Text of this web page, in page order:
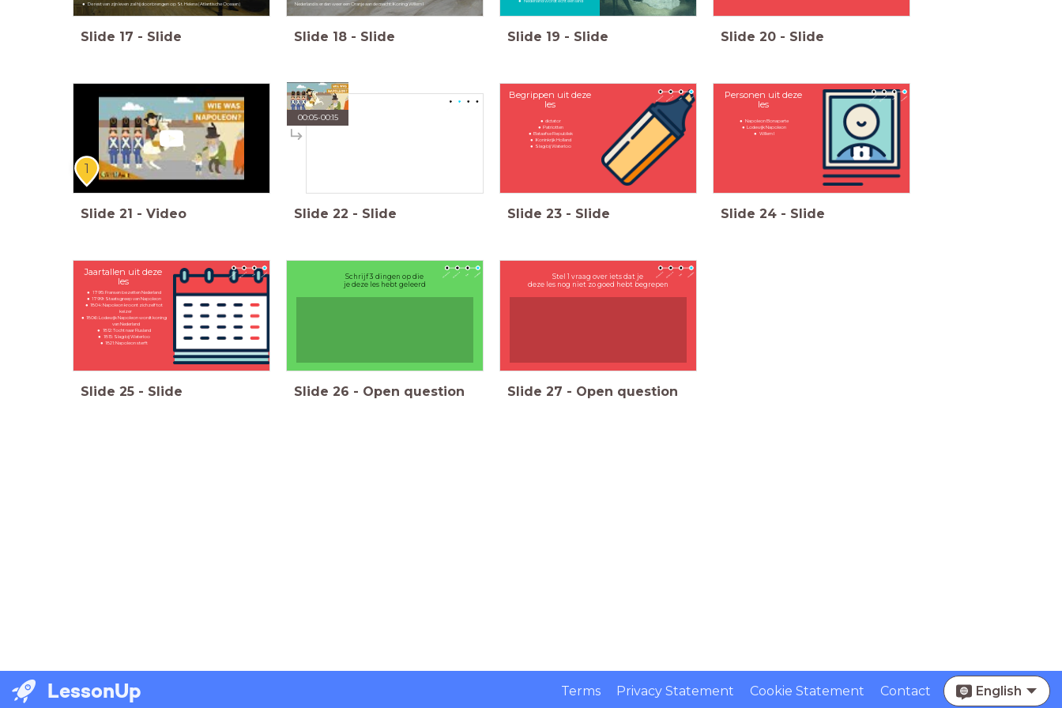
De rest van zijn leven zal hij doorbrengen op St. Helena (Atlantische Oceaan)
Slide 17 - Slide
Nederland is er dan weer een Oranje aan de macht: Koning Willem I
Slide 18 - Slide Slide 19 - Slide Slide 20 - Slide
1
Slide 21 - Video
00:05-00:15
Slide 22 - Slide
Begrippen uit deze
les
dictator
Patriotten
Bataafse Republiek
Koninkrijk Holland
Slag bij Waterloo
Slide 23 - Slide
Personen uit deze
les
Napoleon Bonaparte
Lodewijk Napoleon
Willem I
Slide 24 - Slide
Jaartallen uit deze
les
1795: Fransen bezetten Nederland
1799: Staatsgreep van Napoleon
1804: Napoleon kroont zichzelf tot
keizer
1806: Lodewijk Napoleon wordt koning
van Nederland
1812: Tocht naar Rusland
1815: Slag bij Waterloo
1821: Napoleon sterft
Slide 25 - Slide
Schrijf 3 dingen op die
je deze les hebt geleerd
Slide 26 - Open question
Stel 1 vraag over iets dat je
deze les nog niet zo goed hebt begrepen
Slide 27 - Open question
LessonUp Terms Privacy Statement Cookie Statement Contact English